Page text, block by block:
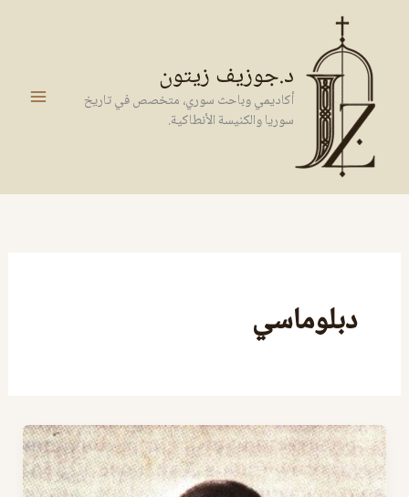
المحتوى
د.جوزيف زيتون
أكاديمي وباحث سوري، متخصص في تاريخ
سوريا والكنيسة الأنطاكية.
دبلوماسي